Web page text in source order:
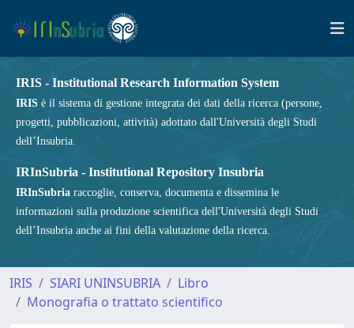
IRIS - Institutional Research Information System
IRIS è il sistema di gestione integrata dei dati della ricerca (persone,
progetti, pubblicazioni, attività) adottato dall'Università degli Studi
dell’Insubria.
IRInSubria - Institutional Repository Insubria
IRInSubria raccoglie, conserva, documenta e dissemina le
informazioni sulla produzione scientifica dell'Università degli Studi
dell’Insubria anche ai fini della valutazione della ricerca.
IRIS SIARI UNINSUBRIA
Libro
Monografia o trattato scientifico